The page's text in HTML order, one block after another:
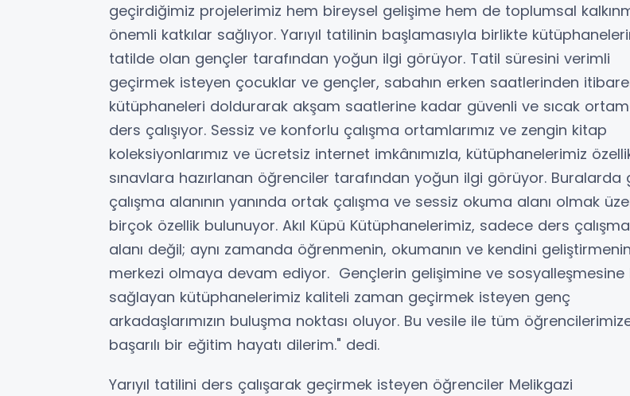
geçirdiğimiz projelerimiz hem bireysel gelişime hem de toplumsal
önemli katkılar sağlıyor. Yarıyıl tatilinin başlamasıyla birlikte
tatilde olan gençler tarafından yoğun ilgi görüyor. Tatil süresini verimli
geçirmek isteyen çocuklar ve gençler, sabahın erken saatlerinden
kütüphaneleri doldurarak akşam saatlerine kadar güvenli ve sıcak
ders çalışıyor. Sessiz ve konforlu çalışma ortamlarımız ve zengin kitap
koleksiyonlarımız ve ücretsiz internet imkânımızla, kütüphanelerimiz
sınavlara hazırlanan öğrenciler tarafından yoğun ilgi görüyor. Buralarda
çalışma alanının yanında ortak çalışma ve sessiz okuma alanı olmak
birçok özellik bulunuyor. Akıl Küpü Kütüphanelerimiz, sadece ders çalışma
alanı değil; aynı zamanda öğrenmenin, okumanın ve kendini geliştirmenin
merkezi olmaya devam ediyor. Gençlerin gelişimine ve sosyalleşmesine
sağlayan kütüphanelerimiz kaliteli zaman geçirmek isteyen genç
arkadaşlarımızın buluşma noktası oluyor. Bu vesile ile tüm
başarılı bir eğitim hayatı dilerim." dedi.
Yarıyıl tatilini ders çalışarak geçirmek isteyen öğrenciler Melikgazi